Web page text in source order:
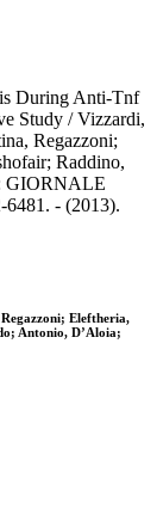
During Anti-Tnf
Study / Vizzardi,
Regazzoni;
Raddino,
GIORNALE
- (2013).
Eleftheria,
Antonio, D’Aloia;